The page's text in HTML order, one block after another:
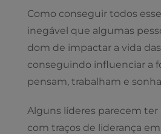
Como conseguir todos
inegável que algumas
dom de impactar a vida
conseguindo influenciar a
pensam, trabalham e
Alguns líderes parecem ter
com traços de liderança